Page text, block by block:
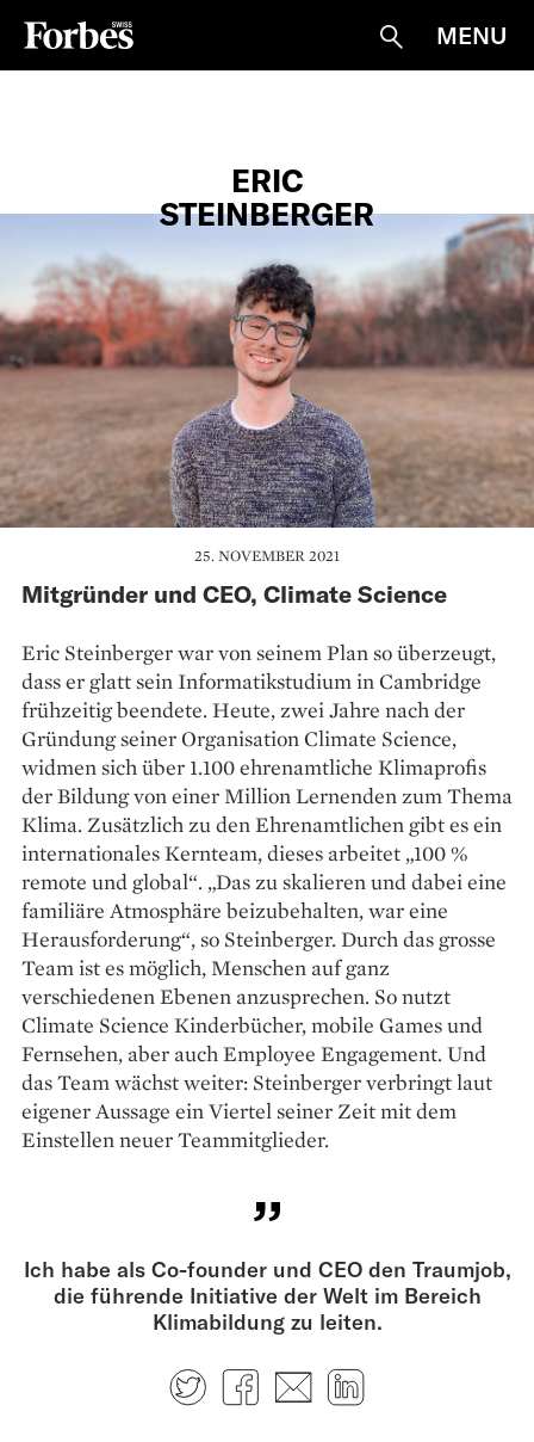
Suche
MENU
ERIC
STEINBERGER
25. NOVEMBER 2021
Mitgründer und CEO, Climate Science
Eric Steinberger war von seinem Plan so überzeugt,
dass er glatt sein Informatikstudium in Cambridge
frühzeitig beendete. Heute, zwei Jahre nach der
Gründung seiner Organisation Climate Science,
widmen sich über 1.100 ehrenamtliche Klimaprofis
der Bildung von einer Million Lernenden zum Thema
Klima. Zusätzlich zu den Ehrenamtlichen gibt es ein
internationales Kernteam, dieses arbeitet „100 %
remote und global“. „Das zu skalieren und dabei eine
familiäre Atmosphäre beizubehalten, war eine
Herausforderung“, so Steinberger. Durch das grosse
Team ist es möglich, Menschen auf ganz
verschiedenen Ebenen anzusprechen. So nutzt
Climate Science Kinderbücher, mobile Games und
Fernsehen, aber auch Employee Engagement. Und
das Team wächst weiter: Steinberger verbringt laut
eigener Aussage ein Viertel seiner Zeit mit dem
Einstellen neuer Teammitglieder.
Ich habe als Co-founder und CEO den Traumjob,
die führende Initiative der Welt im Bereich
Klimabildung zu leiten.
TwitterFacebook
E-mail